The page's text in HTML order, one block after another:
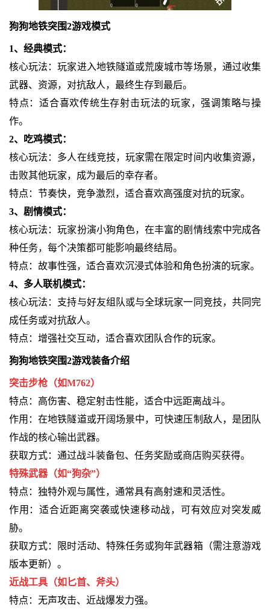
狗狗地铁突围2游戏模式
1、经典模式：
核心玩法：玩家进入地铁隧道或荒废城市等场景，通过收集
武器、资源，对抗敌人，最终生存到最后。
特点：适合喜欢传统生存射击玩法的玩家，强调策略与操
作。
2、吃鸡模式：
核心玩法：多人在线竞技，玩家需在限定时间内收集资源，
击败其他玩家，成为最后的幸存者。
特点：节奏快，竞争激烈，适合喜欢高强度对抗的玩家。
3、剧情模式：
核心玩法：玩家扮演小狗角色，在丰富的剧情线索中完成各
种任务，每个决策都可能影响最终结局。
特点：故事性强，适合喜欢沉浸式体验和角色扮演的玩家。
4、多人联机模式：
核心玩法：支持与好友组队或与全球玩家一同竞技，共同完
成任务或对抗敌人。
特点：增强社交互动，适合喜欢团队合作的玩家。
狗狗地铁突围2游戏装备介绍
突击步枪（如M762）
特点：高伤害、稳定射击性能，适合中远距离战斗。
作用：在地铁隧道或开阔场景中，可快速压制敌人，是团队
作战的核心输出武器。
获取方式：通过战斗装备包、任务奖励或商店购买获得。
特殊武器（如“狗杂”）
特点：独特外观与属性，通常具有高射速和灵活性。
作用：适合近距离突袭或快速移动战，可有效应对突发威
胁。
获取方式：限时活动、特殊任务或狗年武器箱（需注意游戏
版本更新）。
近战工具（如匕首、斧头）
特点：无声攻击、近战爆发力强。